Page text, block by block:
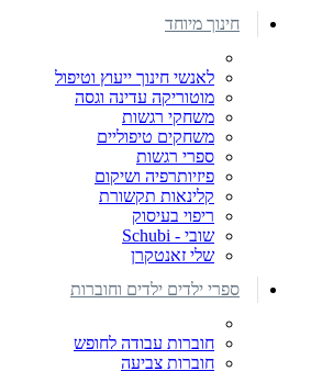
חינוך מיוחד
לאנשי חינוך ייעוץ וטיפול
מוטוריקה עדינה וגסה
משחקי רגשות
משחקים טיפוליים
ספרי רגשות
פיזיותרפיה ושיקום
קלינאות תקשורת
ריפוי בעיסוק
שובי - Schubi
שלי זאנטקרן
ספרי ילדים ילדים וחוברות
חוברות עבודה לחופש
חוברות צביעה